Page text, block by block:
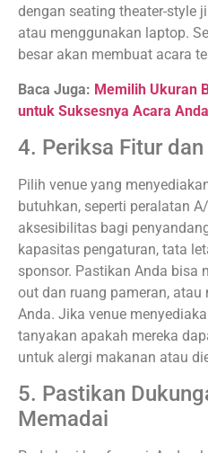
dengan seating theater-style
atau menggunakan laptop.
besar akan membuat acara
Baca Juga: Memilih Ukuran
untuk Suksesnya Acara Anda
4. Periksa Fitur
Pilih venue yang
butuhkan, seperti peralatan
aksesibilitas bagi
kapasitas pengaturan, tata
sponsor. Pastikan Anda bisa
out dan ruang pameran,
Anda. Jika venue
tanyakan apakah mereka
untuk alergi makanan atau
5. Pastikan
Memadai